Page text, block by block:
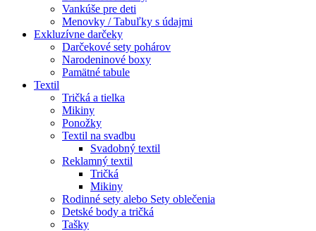
Vankúše pre deti
Menovky / Tabuľky s údajmi
Exkluzívne darčeky
Darčekové sety pohárov
Narodeninové boxy
Pamätné tabule
Textil
Tričká a tielka
Mikiny
Ponožky
Textil na svadbu
Svadobný textil
Reklamný textil
Tričká
Mikiny
Rodinné sety alebo Sety oblečenia
Detské body a tričká
Tašky